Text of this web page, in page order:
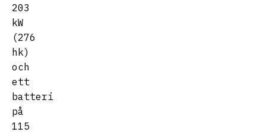
203
kW
(276
hk)
och
ett
batteri
på
115